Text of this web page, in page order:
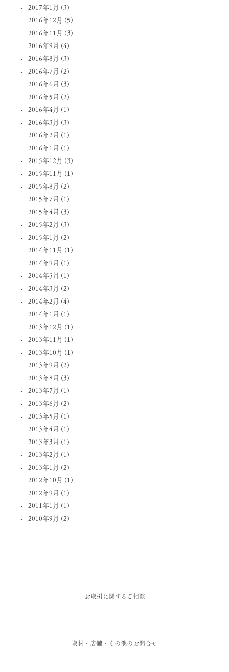
2017年1月 (3)
2016年12月 (5)
2016年11月 (3)
2016年9月 (4)
2016年8月 (3)
2016年7月 (2)
2016年6月 (3)
2016年5月 (2)
2016年4月 (1)
2016年3月 (3)
2016年2月 (1)
2016年1月 (1)
2015年12月 (3)
2015年11月 (1)
2015年8月 (2)
2015年7月 (1)
2015年4月 (3)
2015年2月 (3)
2015年1月 (2)
2014年11月 (1)
2014年9月 (1)
2014年5月 (1)
2014年3月 (2)
2014年2月 (4)
2014年1月 (1)
2013年12月 (1)
2013年11月 (1)
2013年10月 (1)
2013年9月 (2)
2013年8月 (3)
2013年7月 (1)
2013年6月 (2)
2013年5月 (1)
2013年4月 (1)
2013年3月 (1)
2013年2月 (1)
2013年1月 (2)
2012年10月 (1)
2012年9月 (1)
2011年1月 (1)
2010年9月 (2)
お取引に関するご相談
取材・店舗・その他のお問合せ